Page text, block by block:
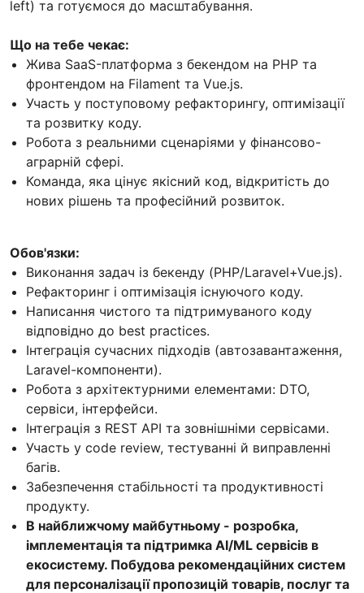
left) та готуємося до масштабування.
Що на тебе чекає:
Жива SaaS-платформа з бекендом на PHP та
фронтендом на Filament та Vue.js.
Участь у поступовому рефакторингу, оптимізації
та розвитку коду.
Робота з реальними сценаріями у фінансово-
аграрній сфері.
Команда, яка цінує якісний код, відкритість до
нових рішень та професійний розвиток.
Обов'язки:
Виконання задач із бекенду (PHP/Laravel+Vue.js).
Рефакторинг і оптимізація існуючого коду.
Написання чистого та підтримуваного коду
відповідно до best practices.
Інтеграція сучасних підходів (автозавантаження,
Laravel-компоненти).
Робота з архітектурними елементами: DTO,
сервіси, інтерфейси.
Інтеграція з REST API та зовнішніми сервісами.
Участь у code review, тестуванні й виправленні
багів.
Забезпечення стабільності та продуктивності
продукту.
В найближчому майбутньому - розробка,
імплементація та підтримка AI/ML сервісів в
екосистему. Побудова рекомендаційних систем
для персоналізації пропозицій товарів, послуг та